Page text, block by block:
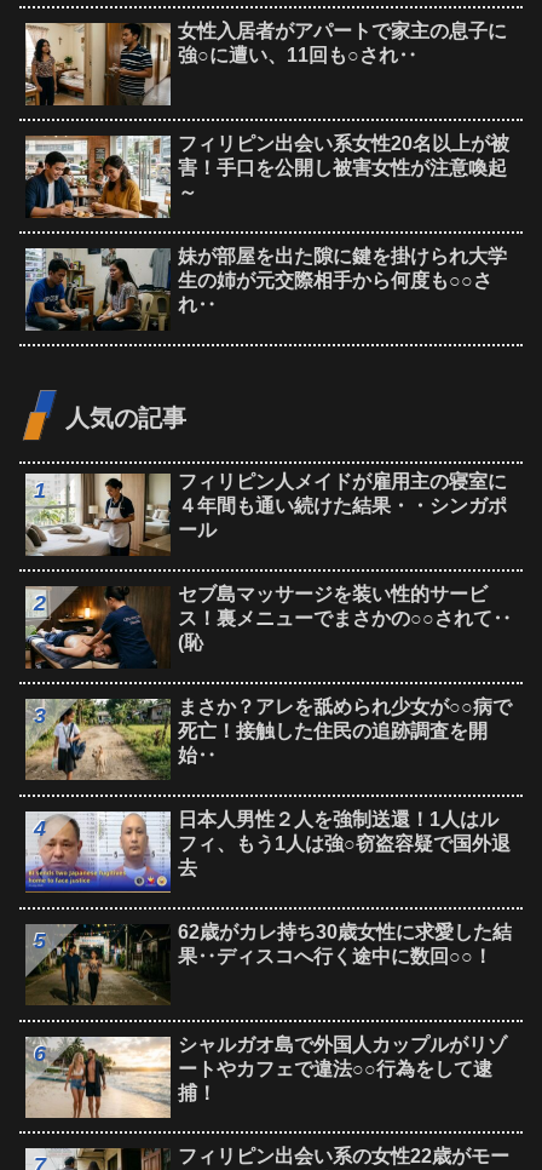
女性入居者がアパートで家主の息子に
強○に遭い、11回も○され‥
フィリピン出会い系女性20名以上が被
害！手口を公開し被害女性が注意喚起
～
妹が部屋を出た隙に鍵を掛けられ大学
生の姉が元交際相手から何度も○○さ
れ‥
人気の記事
フィリピン人メイドが雇用主の寝室に
４年間も通い続けた結果・・シンガポ
ール
セブ島マッサージを装い性的サービ
ス！裏メニューでまさかの○○されて‥
(恥
まさか？アレを舐められ少女が○○病で
死亡！接触した住民の追跡調査を開
始‥
日本人男性２人を強制送還！1人はル
フィ、もう1人は強○窃盗容疑で国外退
去
62歳がカレ持ち30歳女性に求愛した結
果‥ディスコへ行く途中に数回○○！
シャルガオ島で外国人カップルがリゾ
ートやカフェで違法○○行為をして逮
捕！
フィリピン出会い系の女性22歳がモー